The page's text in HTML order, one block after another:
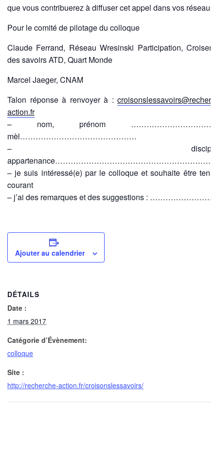
que vous contribuerez à diffuser cet appel dans vos réseaux.
Pour le comité de pilotage du colloque
Claude Ferrand, Réseau Wresinski Participation,
des savoirs ATD, Quart Monde
Marcel Jaeger, CNAM
Talon réponse à renvoyer à :
action.fr
– nom, prénom
mèl………………………………………
–
– je suis intéressé(e) par le colloque et souhaite être tenu
courant
– j’ai des remarques et des suggestions : ……………………
Ajouter au calendrier
DÉTAILS
Date :
1 mars 2017
Catégorie d’Évènement:
colloque
Site :
http://recherche-action.fr/croisonslessavoirs/